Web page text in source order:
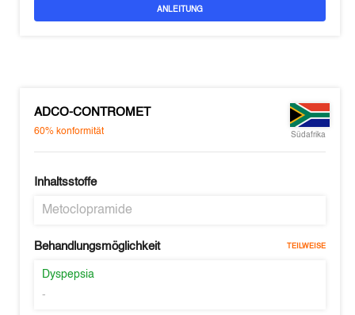
ANLEITUNG
ADCO-CONTROMET
60% konformität Südafrika
Inhaltsstoffe
Metoclopramide
Behandlungsmöglichkeit TEILWEISE
Dyspepsia
-